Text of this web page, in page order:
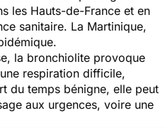
les Hauts-de-France et en
sanitaire. La Martinique,
la bronchiolite provoque
respiration difficile,
du temps bénigne, elle peut
aux urgences, voire une